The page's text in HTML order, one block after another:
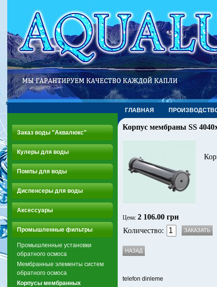
ГЛАВНАЯ
Заказ воды "Аквалюкс"
Кулеры для воды
Помпы для воды
Диспенсеры для воды
Аксессуары
Промышленные фильтры
Промышленные установки
обратного осмоса
Мембранные элементы систем
обратного осмоса
Корпусы мембранных
Корпус мембраны SS
Цена: 2 106.00 грн
Количество:
telefon dinleme